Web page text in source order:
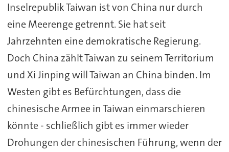
Inselrepublik Taiwan ist von China nur durch
eine Meerenge getrennt. Sie hat seit
Jahrzehnten eine demokratische Regierung.
Doch China zählt Taiwan zu seinem Territorium
und Xi Jinping will Taiwan an China binden. Im
Westen gibt es Befürchtungen, dass die
chinesische Armee in Taiwan einmarschieren
könnte - schließlich gibt es immer wieder
Drohungen der chinesischen Führung, wenn der